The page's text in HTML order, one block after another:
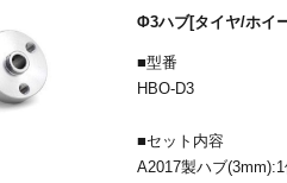
Φ3ハブ[タイヤ/ホイ
■型番
HBO-D3
■セット内容
A2017製ハブ(3mm):1